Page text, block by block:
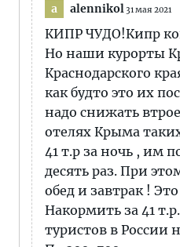
a alennikol 31 мая 2021
КИПР ЧУДО!Кипр
Но наши курорты
Краснодарского
как будто это их
надо снижать
отелях Крыма
41 т.р за ночь , им
десять раз. При
обед и завтрак !
Накормить за 41
туристов в России